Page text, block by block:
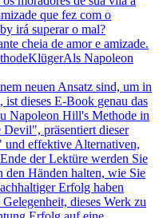
que fez com o
irá superar o mal?
cheia de amor e amizade.
KlügerAls Napoleon
neuen Ansatz sind, um in
dieses E-Book genau das
Napoleon Hill's Methode in
präsentiert dieser
effektive Alternativen,
der Lektüre werden Sie
den Händen halten, wie Sie
Erfolg haben
dieses Werk zu